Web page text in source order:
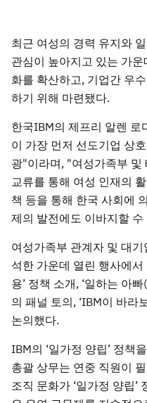
최근 여성의 경력 유지와
관심이 높아지고 있는 가
화를 확산하고, 기업간 우
하기 위해 마련됐다.
한국IBM의 제프리 알렌
이 가장 먼저 선도기업 상
광"이라며, "여성가족부 및
교류를 통해 여성 인재의
책 등을 통해 한국 사회에
제의 발전에도 이바지할
여성가족부 관계자 및 대
석한 가운데 열린 행사에
용’ 정책 소개, ‘일하는 아
의 패널 토의, ‘IBM이 바라
논의했다.
IBM의 ‘일가정 양립’ 정책
총괄 상무는 연중 직원이
조직 문화가 ‘일가정 양립’